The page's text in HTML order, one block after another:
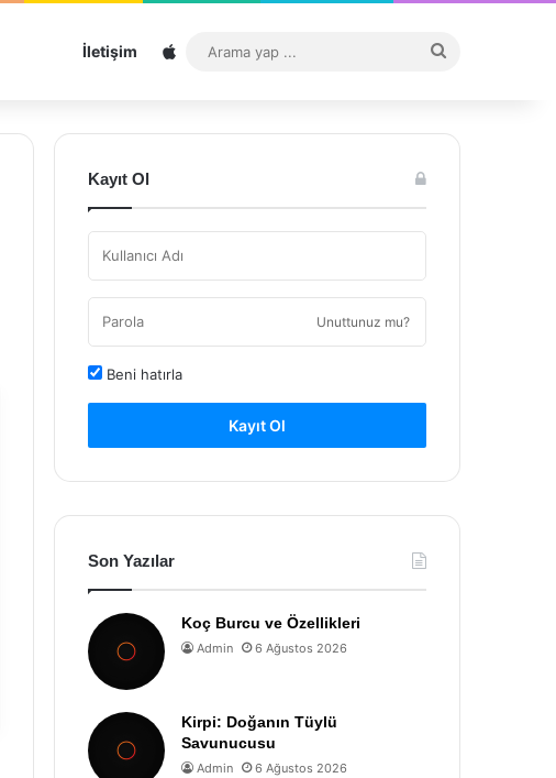
İletişim Sitemap
...
Kayıt Ol
Unuttunuz mu?
Beni hatırla
Kayıt Ol
Son Yazılar
Koç Burcu ve Özellikleri
Admin 6 Ağustos 2026
Kirpi: Doğanın Tüylü
Savunucusu
Admin 6 Ağustos 2026